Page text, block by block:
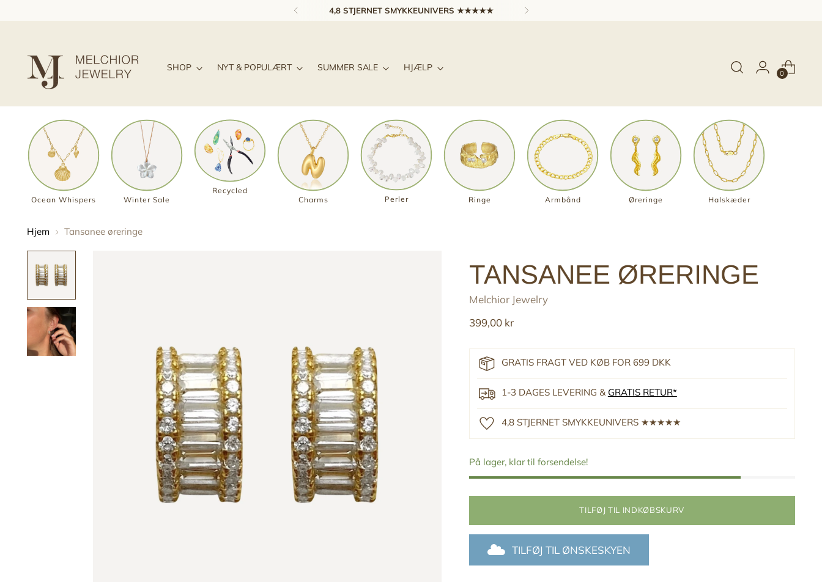
4,8 STJERNET SMYKKEUNIVERS ★★★★★
SHOP NYT & POPULÆRT SUMMER SALE HJÆLP
0
Ocean Whispers Winter Sale
Recycled
Charms
Perler Ringe Armbånd Øreringe Halskæder
Hjem Tansanee øreringe
TANSANEE ØRERINGE
Melchior Jewelry
Reguler
399,00 kr
GRATIS FRAGT VED KØB FOR 699 DKK
1-3 DAGES LEVERING & GRATIS RETUR*
4,8 STJERNET SMYKKEUNIVERS ★★★★★
På lager, klar til forsendelse!
TILFØJ TIL INDKØBSKURV
TILFØJ TIL ØNSKESKYEN